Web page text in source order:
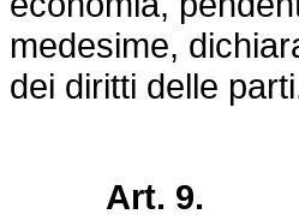
medesime,
dei diritti delle
Art. 9.